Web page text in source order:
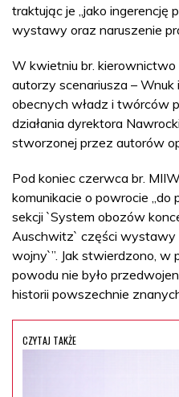
traktując je „jako
wystawy oraz naruszenie
W kwietniu br. kierownictwo
autorzy scenariusza – Wnuk
obecnych władz i twórców
działania dyrektora
stworzonej przez autorów
Pod koniec czerwca br.
komunikacie o powrocie
sekcji `System obozów
Auschwitz` części wystawy
wojny`”. Jak stwierdzono, w
powodu nie było
historii powszechnie znanych
CZYTAJ TAKŻE